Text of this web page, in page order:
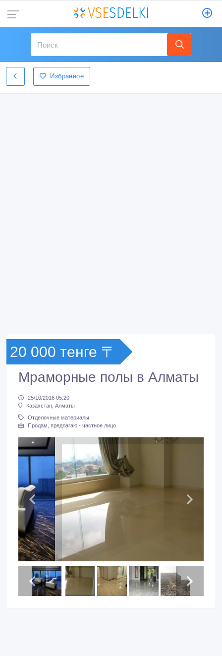
Избранное
20 000 тенге 〒
Мраморные полы в Алматы
25/10/2016 05:20
Казахстан, Алматы
Отделочные материалы
Продам, предлагаю - частное лицо